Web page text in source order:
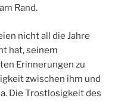
Rand.
nicht all die Jahre
hat, seinem
Erinnerungen zu
zwischen ihm und
Die Trostlosigkeit des